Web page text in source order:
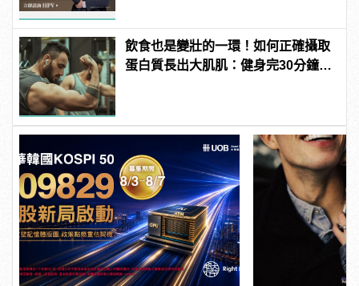
飲食也是變壯的一環！如何正確攝取
蛋白質長出大肌肌：健身完30分鐘是